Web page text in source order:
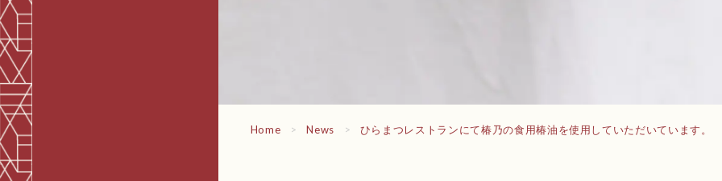
Home > News > ひらまつレストランにて椿乃の食用椿油を使用していただいています。